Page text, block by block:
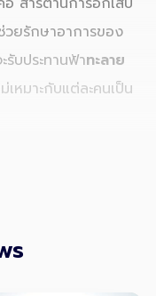
วยรักษาอาการของ
รับประทานฟ้าทะลาย
หมาะกับแต่ละคนเป็น
งรู้ก่อนรับประทาน